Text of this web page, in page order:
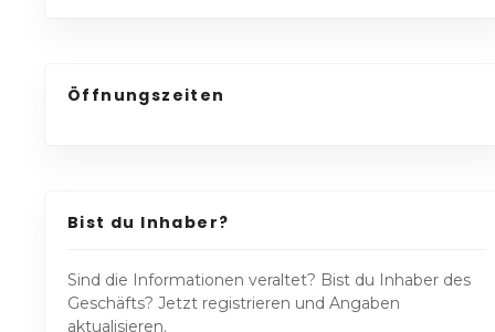
Öffnungszeiten
Bist du Inhaber?
Sind die Informationen veraltet? Bist du Inhaber des
Geschäfts? Jetzt registrieren und Angaben
aktualisieren.